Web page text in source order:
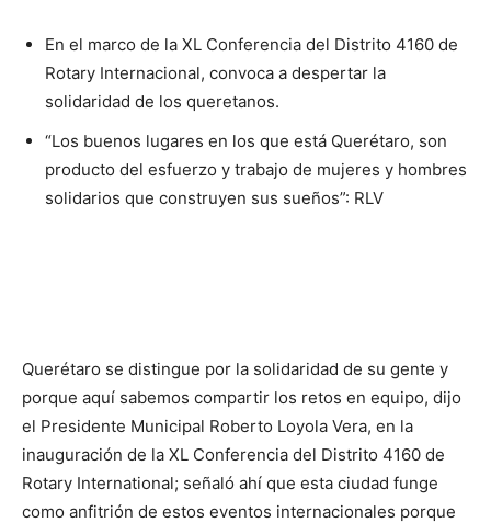
En el marco de la XL Conferencia del Distrito 4160 de
Rotary Internacional, convoca a despertar la
solidaridad de los queretanos.
“Los buenos lugares en los que está Querétaro, son
producto del esfuerzo y trabajo de mujeres y hombres
solidarios que construyen sus sueños”: RLV
Querétaro se distingue por la solidaridad de su gente y
porque aquí sabemos compartir los retos en equipo, dijo
el Presidente Municipal Roberto Loyola Vera, en la
inauguración de la XL Conferencia del Distrito 4160 de
Rotary International; señaló ahí que esta ciudad funge
como anfitrión de estos eventos internacionales porque